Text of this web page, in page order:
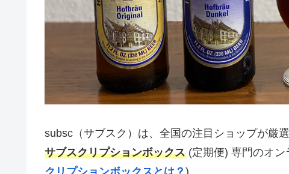
subsc（サブスク）は、全国の注目ショップが厳
サブスクリプションボックス (定期便) 専門のオン